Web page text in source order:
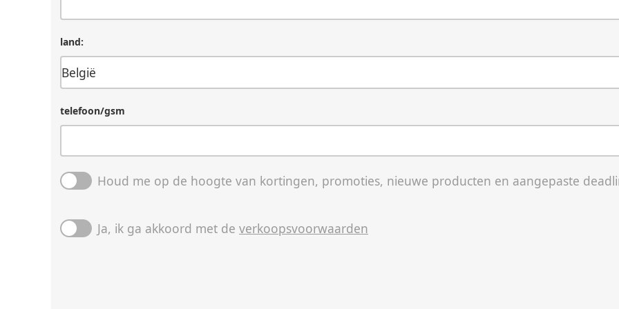
land:
telefoon/gsm
Houd me op de hoogte van kortingen, promoties, nieuwe producten en aangepaste
Ja, ik ga akkoord met deverkoopsvoorwaarden